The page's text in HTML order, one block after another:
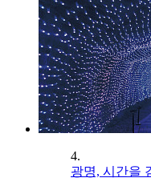
4.
광명, 시간을